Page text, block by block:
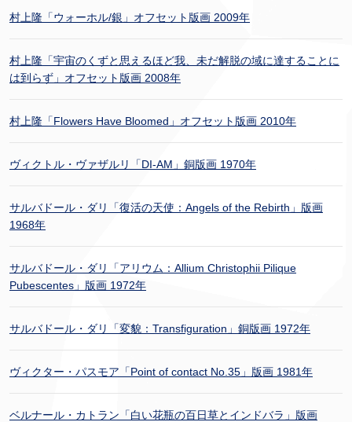
村上隆「ウォーホル/銀」オフセット版画 2009年
村上隆「宇宙のくずと思えるほど我、未だ解脱の域に達することに
は到らず」オフセット版画 2008年
村上隆「Flowers Have Bloomed」オフセット版画 2010年
ヴィクトル・ヴァザルリ「DI-AM」銅版画 1970年
サルバドール・ダリ「復活の天使：Angels of the Rebirth」版画
1968年
サルバドール・ダリ「アリウム：Allium Christophii Pilique
Pubescentes」版画 1972年
サルバドール・ダリ「変貌：Transfiguration」銅版画 1972年
ヴィクター・パスモア「Point of contact No.35」版画 1981年
ベルナール・カトラン「白い花瓶の百日草とインドバラ」版画